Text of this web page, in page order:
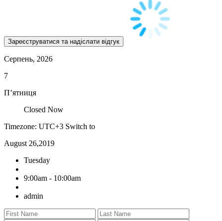
Серпень, 2026
7
П’ятниця
Closed Now
Timezone: UTC+3 Switch to
August 26,2019
Tuesday
9:00am - 10:00am
admin